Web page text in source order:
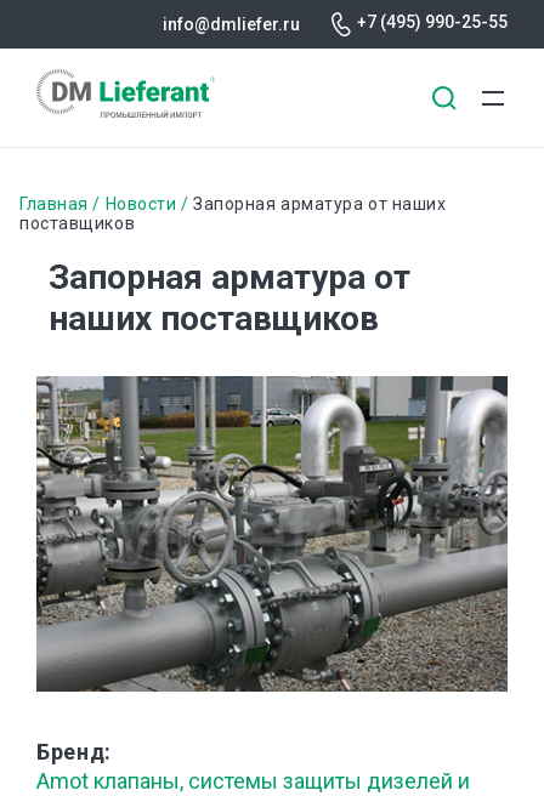
основному
info@dmliefer.ru +7 (495) 990-25-55
Строка
навигации
Главная Новости
Запорная арматура от наших
поставщиков
Запорная арматура от
наших поставщиков
Бренд
Amot клапаны, системы защиты дизелей и